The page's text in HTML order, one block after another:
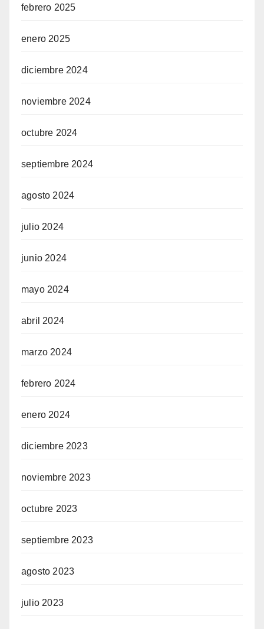
febrero 2025
enero 2025
diciembre 2024
noviembre 2024
octubre 2024
septiembre 2024
agosto 2024
julio 2024
junio 2024
mayo 2024
abril 2024
marzo 2024
febrero 2024
enero 2024
diciembre 2023
noviembre 2023
octubre 2023
septiembre 2023
agosto 2023
julio 2023